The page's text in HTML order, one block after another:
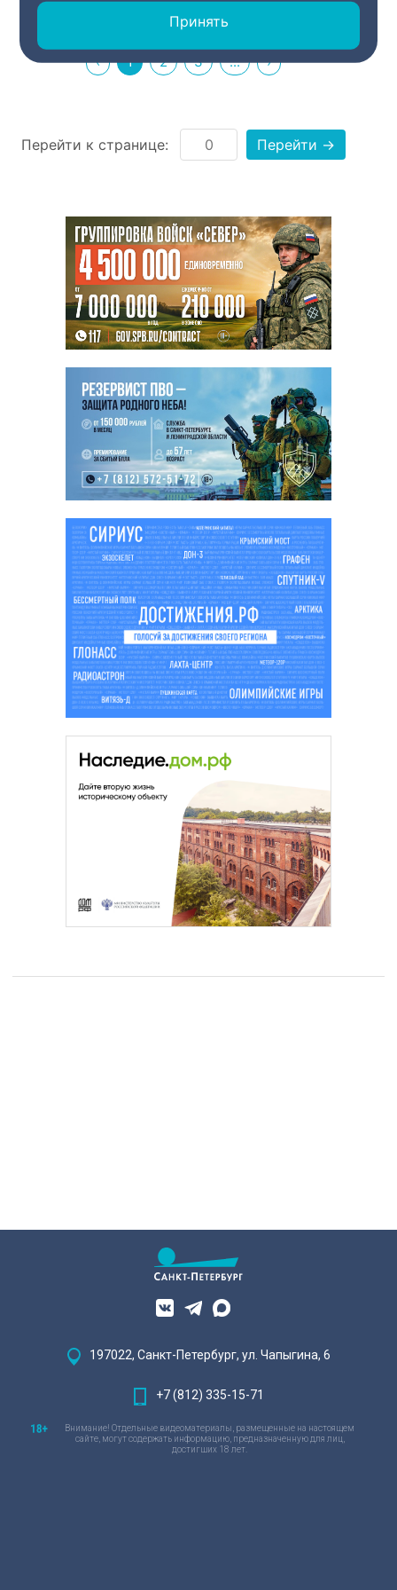
через онлайн-сервисы. О том,
что именно изменилось и как
собственников, рассказала
юрист Елена Кузнецова.
строго ограничена.
‹ 1 2 3 ... ›
Перейти к странице: Перейти →
Принять
197022, Санкт-Петербург, ул. Чапыгина, 6
+7 (812) 335-15-71
Внимание! Отдельные видеоматериалы, размещенные на настоящем
сайте, могут содержать информацию, предназначенную для лиц,
достигших 18 лет.